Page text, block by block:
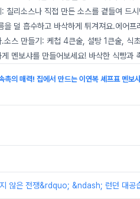
칠리소스나 직접 만든 소스를 곁들여 드
을 덜 흡수하고 바삭하게 튀겨져요.에어
.소스 만들기: 케첩 4큰술, 설탕 1큰술, 식
게 멘보샤를 만들어보세요! 바삭한 식빵
촉의 매력! 집에서 만드는 이연복 셰프표 멘보
않은 전쟁&rdquo; &ndash; 런던 대공